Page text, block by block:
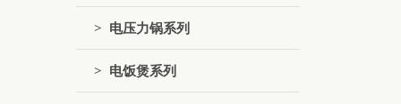
> 电压力锅系列
> 电饭煲系列